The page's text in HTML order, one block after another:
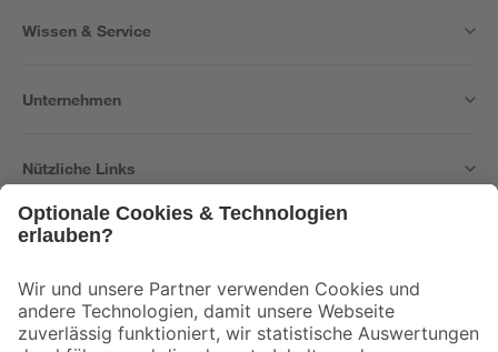
Wissen & Service
Unternehmen
Nützliche Links
Der toom Newsletter: Keine Angebote und Aktionen mehr verpassen!
Zur Newsletter Anmeldung